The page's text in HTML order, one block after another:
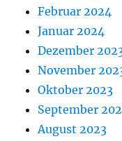
Februar 2024
Januar 2024
Dezember
November
Oktober 2023
September
August 2023